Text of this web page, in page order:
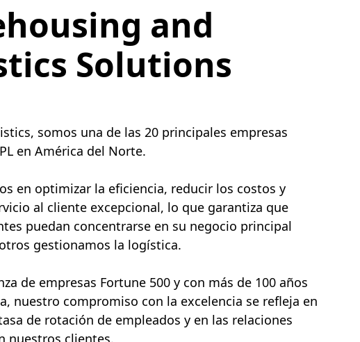
and
Solutions
somos una de las 20 principales empresas
en América del Norte.
en optimizar la eficiencia, reducir los costos y
al cliente excepcional, lo que garantiza que
puedan concentrarse en su negocio principal
gestionamos la logística.
de empresas Fortune 500 y con más de 100 años
nuestro compromiso con la excelencia se refleja en
de rotación de empleados y en las relaciones
nuestros clientes.